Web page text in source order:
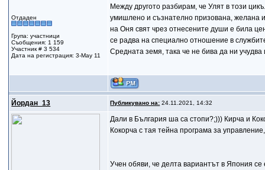
Отдаден
Група: участници
Съобщения: 1 159
Участник # 3 534
Дата на регистрация: 3-May 11
Между другото разбирам, че Улят в този
умишлено и съзнателно призована, желана
на Оня свят чрез отнесените души е била
се радва на специално отношение в
Средната земя, така че не бива да ни
Йордан_13 Публикувано на: 24.11.2021, 14:32
Дали в България ша са стопи?;))) Кирча и
Кокорча с тая тейна програма за
Учен обяви, че делта вариантът в Япония